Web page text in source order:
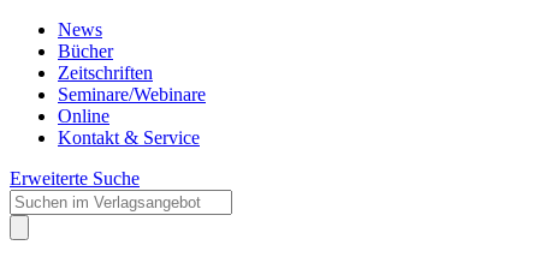
News
Bücher
Zeitschriften
Seminare/Webinare
Online
Kontakt & Service
Erweiterte Suche